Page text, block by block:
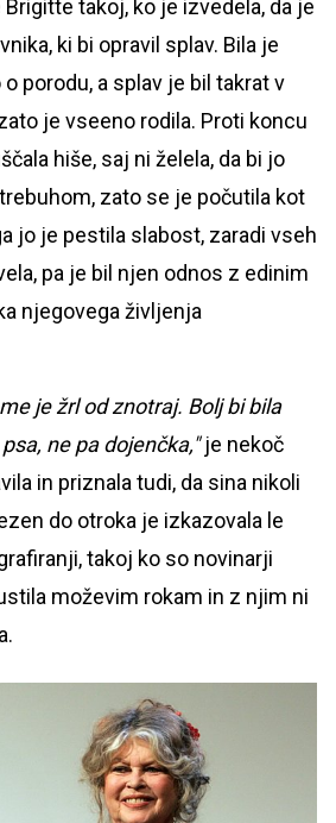
takoj, ko je izvedela, da je
ki bi opravil splav. Bila je
porodu, a splav je bil takrat v
je vseeno rodila. Proti koncu
hiše, saj ni želela, da bi jo
zato se je počutila kot
jo je pestila slabost, zaradi vseh
pa je bil njen odnos z edinim
njegovega življenja
je žrl od znotraj. Bolj bi bila
ne pa dojenčka,"je nekoč
in priznala tudi, da sina nikoli
do otroka je izkazovala le
takoj ko so novinarji
moževim rokam in z njim ni